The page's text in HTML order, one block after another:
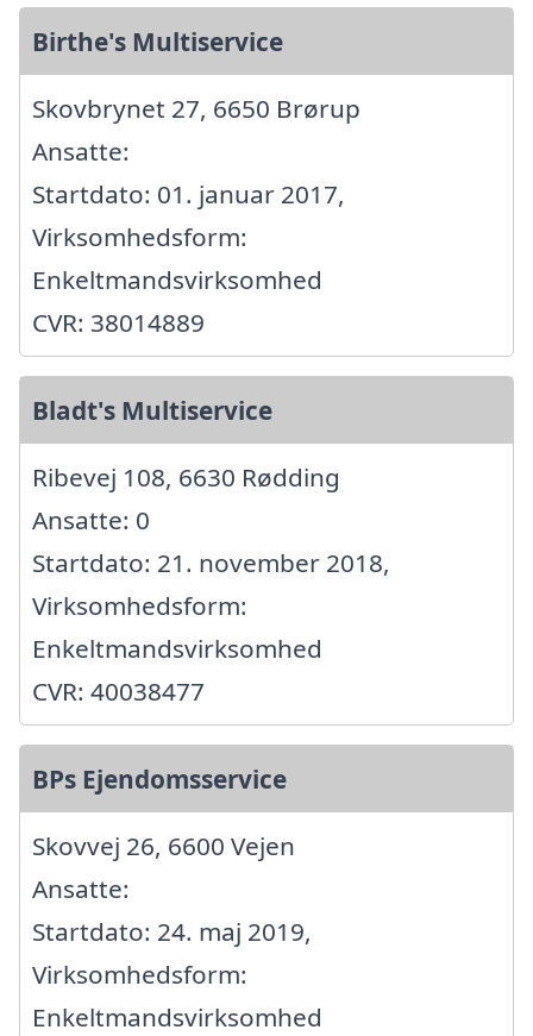
Birthe's Multiservice
Skovbrynet 27, 6650 Brørup
Ansatte:
Startdato: 01. januar 2017,
Virksomhedsform:
Enkeltmandsvirksomhed
CVR: 38014889
Bladt's Multiservice
Ribevej 108, 6630 Rødding
Ansatte: 0
Startdato: 21. november 2018,
Virksomhedsform:
Enkeltmandsvirksomhed
CVR: 40038477
BPs Ejendomsservice
Skovvej 26, 6600 Vejen
Ansatte:
Startdato: 24. maj 2019,
Virksomhedsform:
Enkeltmandsvirksomhed